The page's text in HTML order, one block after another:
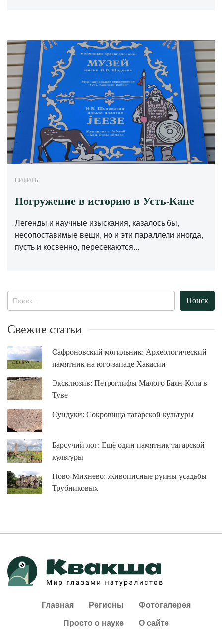
СИБИРЬ
Погружение в историю в Усть-Кане
Легенды и научные изыскания, казалось бы,
несопоставимые вещи, но и эти параллели иногда,
пусть и косвенно, пересекаются...
Свежие статьи
Сафроновский могильник: Археологический
памятник на юго-западе Хакасии
Эксклюзив: Петроглифы Малого Баян-Кола в
Туве
Сундуки: Сокровища тагарской культуры
Барсучий лог: Ещё один памятник тагарской
культуры
Ново-Михнево: Живописные руины усадьбы
Трубниковых
Главная Регионы Фотогалерея
Просто о науке О сайте